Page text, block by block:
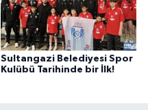
Sultangazi Belediyesi Spor
Kulübü Tarihinde bir İlk!